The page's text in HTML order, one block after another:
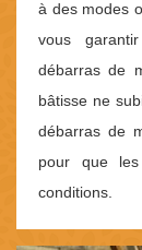
à des modes
vous
débarras de
bâtisse ne
débarras de
pour que
conditions.